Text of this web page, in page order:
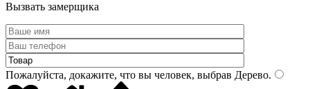
Вызвать замерщика
Пожалуйста, докажите, что вы человек, выбрав Дерево.